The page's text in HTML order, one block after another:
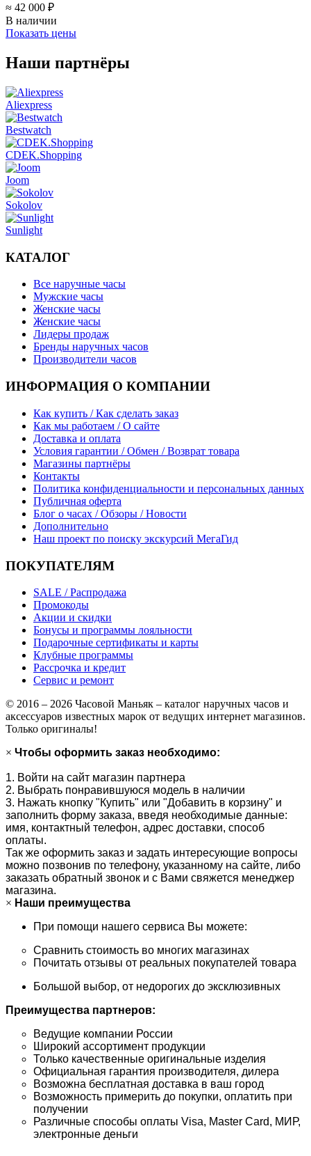
≈ 42 000 ₽
В наличии
Показать цены
Наши партнёры
Aliexpress
Bestwatch
CDEK.Shopping
Joom
Sokolov
Sunlight
КАТАЛОГ
Все наручные часы
Мужские часы
Женские часы
Женские часы
Лидеры продаж
Бренды наручных часов
Производители часов
ИНФОРМАЦИЯ О КОМПАНИИ
Как купить / Как сделать заказ
Как мы работаем / О сайте
Доставка и оплата
Условия гарантии / Обмен / Возврат товара
Магазины партнёры
Контакты
Политика конфиденциальности и персональных данных
Публичная оферта
Блог о часах / Обзоры / Новости
Дополнительно
Наш проект по поиску экскурсий МегаГид
ПОКУПАТЕЛЯМ
SALE / Распродажа
Промокоды
Акции и скидки
Бонусы и программы лояльности
Подарочные сертификаты и карты
Клубные программы
Рассрочка и кредит
Сервис и ремонт
© 2016 – 2026 Часовой Маньяк – каталог наручных часов и
аксессуаров известных марок от ведущих интернет магазинов.
Только оригиналы!
× Чтобы оформить заказ необходимо:
1. Войти на сайт магазин партнера
2. Выбрать понравившуюся модель в наличии
3. Нажать кнопку "Купить" или "Добавить в корзину" и
заполнить форму заказа, введя необходимые данные:
имя, контактный телефон, адрес доставки, способ
оплаты.
Так же оформить заказ и задать интересующие вопросы
можно позвонив по телефону, указанному на сайте, либо
заказать обратный звонок и с Вами свяжется менеджер
магазина.
× Наши преимущества
При помощи нашего сервиса Вы можете:
Сравнить стоимость во многих магазинах
Почитать отзывы от реальных покупателей товара
Большой выбор, от недорогих до эксклюзивных
Преимущества партнеров:
Ведущие компании России
Широкий ассортимент продукции
Только качественные оригинальные изделия
Официальная гарантия производителя, дилера
Возможна бесплатная доставка в ваш город
Возможность примерить до покупки, оплатить при
получении
Различные способы оплаты Visa, Master Card, МИР,
электронные деньги